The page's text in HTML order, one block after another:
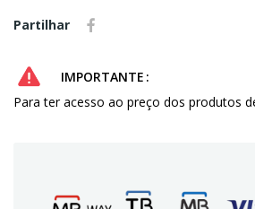
Partilhar
IMPORTANTE
Para ter acesso ao preço dos produtos